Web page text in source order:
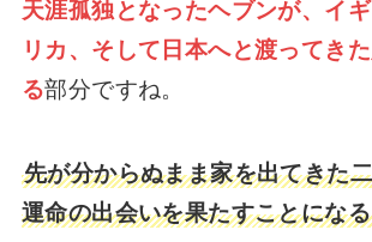
天涯孤独となったヘブンが、イ
リカ、そして日本へと渡ってき
る部分ですね。
先が分からぬまま家を出てきた
運命の出会いを果たすことになる